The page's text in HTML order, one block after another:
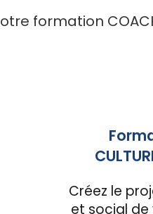
formation
Créez le
et social de